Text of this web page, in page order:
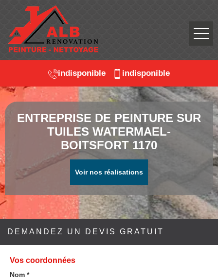
indisponible indisponible
ENTREPRISE DE PEINTURE SUR
TUILES WATERMAEL-
BOITSFORT 1170
Voir nos réalisations
DEMANDEZ UN DEVIS GRATUIT
Vos coordonnées
Nom *